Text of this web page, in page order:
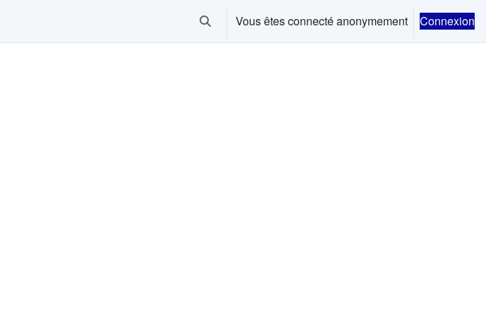
Activer/désactiver la saisie de recherche
Vous êtes connecté anonymement Connexion